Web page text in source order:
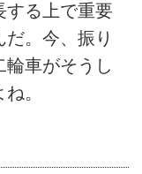
する上で重要
。今、振り
車がそうし
。